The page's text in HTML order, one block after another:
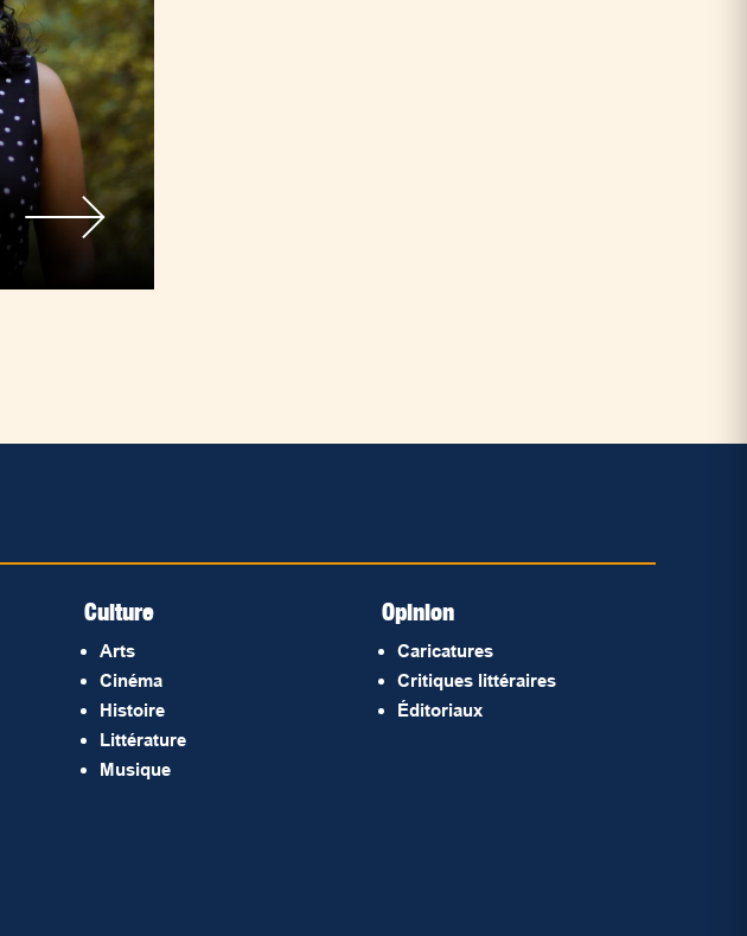
Culture
Arts
Cinéma
Histoire
Littérature
Musique
Opinion
Caricatures
Critiques littéraires
Éditoriaux